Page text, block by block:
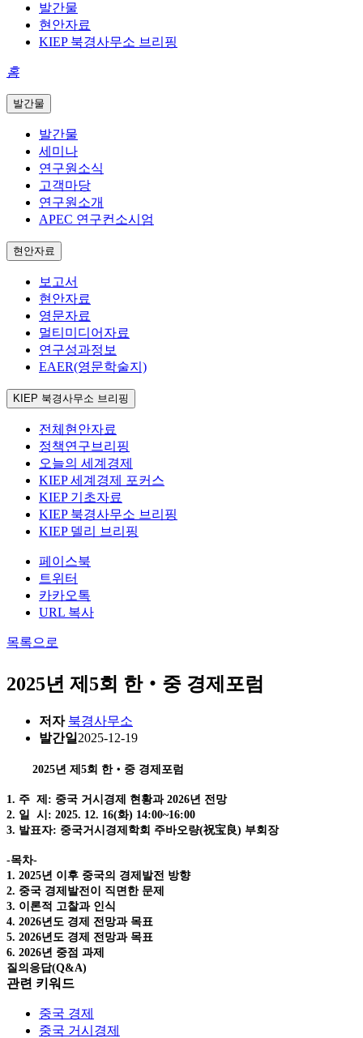
발간물
현안자료
KIEP 북경사무소 브리핑
홈
발간물
발간물
세미나
연구원소식
고객마당
연구원소개
APEC 연구컨소시엄
현안자료
보고서
현안자료
영문자료
멀티미디어자료
연구성과정보
EAER(영문학술지)
KIEP 북경사무소 브리핑
전체현안자료
정책연구브리핑
오늘의 세계경제
KIEP 세계경제 포커스
KIEP 기초자료
KIEP 북경사무소 브리핑
KIEP 델리 브리핑
페이스북
트위터
카카오톡
URL 복사
목록으로
2025년 제5회 한‧중 경제포럼
저자 북경사무소
발간일 2025-12-19
2025년 제5회 한‧중 경제포럼
1. 주 제: 중국 거시경제 현황과 2026년 전망
2. 일 시: 2025. 12. 16(화) 14:00~16:00
3. 발표자: 중국거시경제학회 주바오량(祝宝良) 부회장
-목차-
1. 2025년 이후 중국의 경제발전 방향
2. 중국 경제발전이 직면한 문제
3. 이론적 고찰과 인식
4. 2026년도 경제 전망과 목표
5. 2026년도 경제 전망과 목표
6. 2026년 중점 과제
질의응답(Q&A)
관련 키워드
중국 경제
중국 거시경제